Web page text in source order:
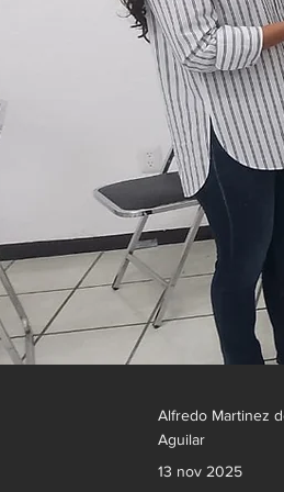
Alfredo Martinez
Aguilar
13 nov 2025